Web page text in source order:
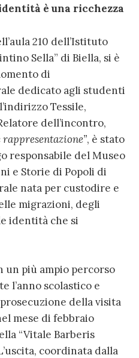
è una ricchezza
210 dell’Istituto
Sella” di Biella, si è
di
dedicato agli studenti
Tessile,
dell’incontro,
, è stato
responsabile del Museo
e Storie di Popoli di
nata per custodire e
migrazioni, degli
identità che si
un più ampio percorso
l’anno scolastico e
della visita
mese di febbraio
“Vitale Barberis
coordinata dalla